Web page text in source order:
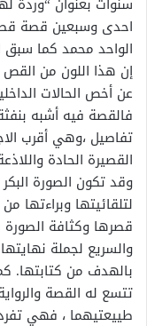
احدى وسبعين قصة
الواحد محمد كما سبق
إن هذا اللون من
عن أخص الحالات
فالقصة فيه أشبه
تفاصيل ،وهي أقرب
القصيرة الحادة
وقد تكون الصورة
لتلقائيتها وبراءتها
قصرها وكثافة الصورة
والسريع لجملة
بالهدف من كتابتها.
تتسع له القصة
طييعتيهما ، فهي